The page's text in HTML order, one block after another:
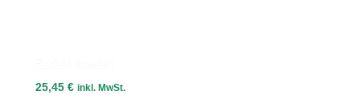
25,45 € inkl. MwSt.